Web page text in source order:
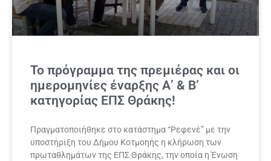
Το πρόγραμμα της πρεμιέρας και οι
ημερομηνίες έναρξης Α’ & Β’
κατηγορίας ΕΠΣ Θράκης!
Πραγματοποιήθηκε στο κατάστημα “Ρεφενέ” με την
υποστήριξη του Δήμου Κοτμοηής η κλήρωση των
πρωταθλημάτων της ΕΠΣ Θράκης, την οποία η Ένωση